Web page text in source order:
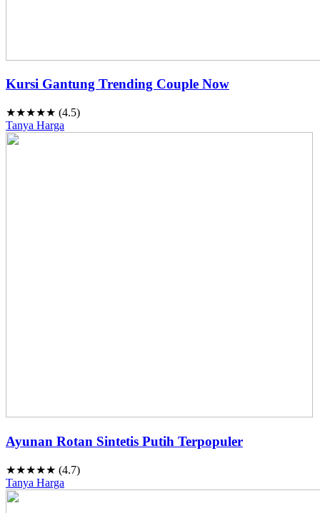
Kursi Gantung Trending Couple Now
★★★★★ (4.5)
Tanya Harga
Ayunan Rotan Sintetis Putih Terpopuler
★★★★★ (4.7)
Tanya Harga